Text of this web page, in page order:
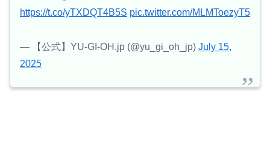
https://t.co/yTXDQT4B5S pic.twitter.com/MLMToezyT5
— 【公式】YU-GI-OH.jp (@yu_gi_oh_jp) July 15,
2025